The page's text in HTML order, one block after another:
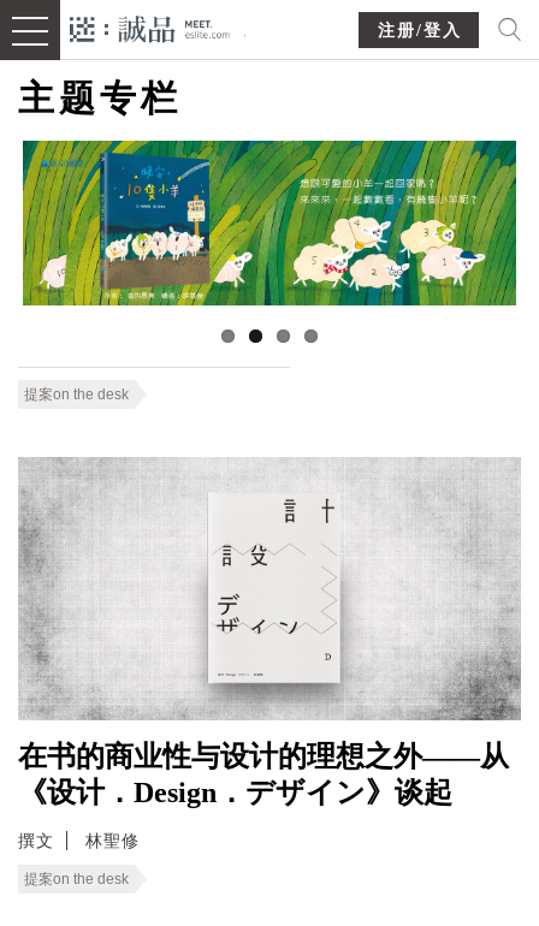
注册/登入
主题专栏
提案on the desk
在书的商业性与设计的理想之外——从
《设计．Design．デザイン》谈起
撰文 林聖修
提案on the desk